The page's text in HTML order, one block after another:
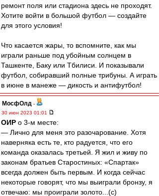
ремонт поля или стадиона здесь не проходят.
Хотите войти в большой футбол — создайте
для этого условия!
Что касается жары, то вспомните, как мы
играли раньше под убойным солнцем в
Ташкенте, Баку или Тбилиси. И показывали
футбол, собиравший полные трибуны. А играть
в июне в манеже — дикость и антифутбол!
МосфОлд -
30 июн 2023 01:01
ОИР о 3-м месте:
— Лично для меня это разочарование. Хотя
наверняка есть те, кто радуется, что его
команда оказалась третьей. Я жил и живу по
законам братьев Старостиных: «Спартак»
всегда должен быть первым. И когда сейчас
некоторые говорят, что мы выиграли бронзу, я
отвечаю: мы проиграли золото...(с)